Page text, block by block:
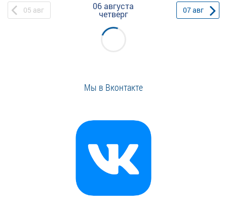
05 авг 06 августа
четверг 07авг
Мы в Вконтакте